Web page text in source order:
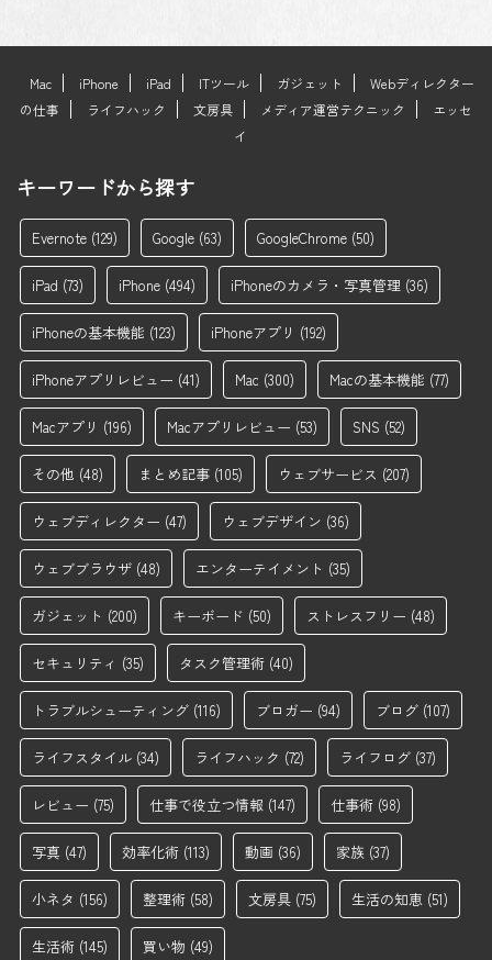
Mac iPhone iPad ITツール ガジェット
Webディレクター
の仕事
ライフハック 文房具 メディア運営テクニック
エッセ
イ
キーワードから探す
Evernote (129) Google (63) GoogleChrome (50)
iPad (73) iPhone (494) iPhoneのカメラ・写真管理 (36)
iPhoneの基本機能 (123) iPhoneアプリ (192)
iPhoneアプリレビュー (41) Mac (300) Macの基本機能 (77)
Macアプリ (196) Macアプリレビュー (53) SNS (52)
その他 (48) まとめ記事 (105) ウェブサービス (207)
ウェブディレクター (47) ウェブデザイン (36)
ウェブブラウザ (48) エンターテイメント (35)
ガジェット (200) キーボード (50) ストレスフリー (48)
セキュリティ (35) タスク管理術 (40)
トラブルシューティング (116) ブロガー (94) ブログ (107)
ライフスタイル (34) ライフハック (72) ライフログ (37)
レビュー (75) 仕事で役立つ情報 (147) 仕事術 (98)
写真 (47) 効率化術 (113) 動画 (36) 家族 (37)
小ネタ (156) 整理術 (58) 文房具 (75) 生活の知恵 (51)
生活術 (145) 買い物 (49)